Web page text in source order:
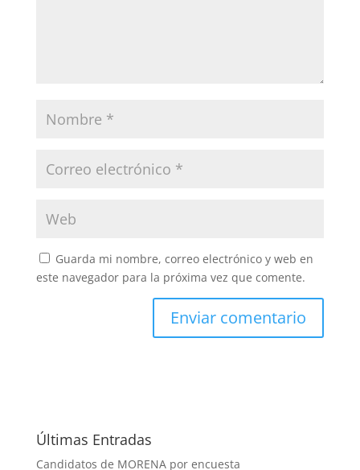
Guarda mi nombre, correo electrónico y web en
este navegador para la próxima vez que comente.
Últimas Entradas
Candidatos de MORENA por encuesta